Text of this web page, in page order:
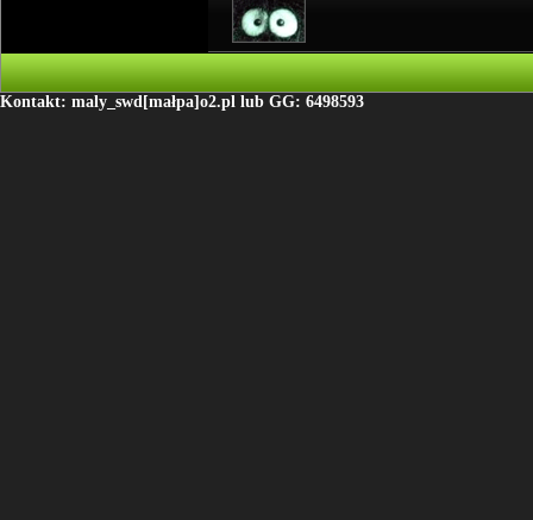
Kontakt: maly_swd[małpa]o2.pl lub GG: 6498593